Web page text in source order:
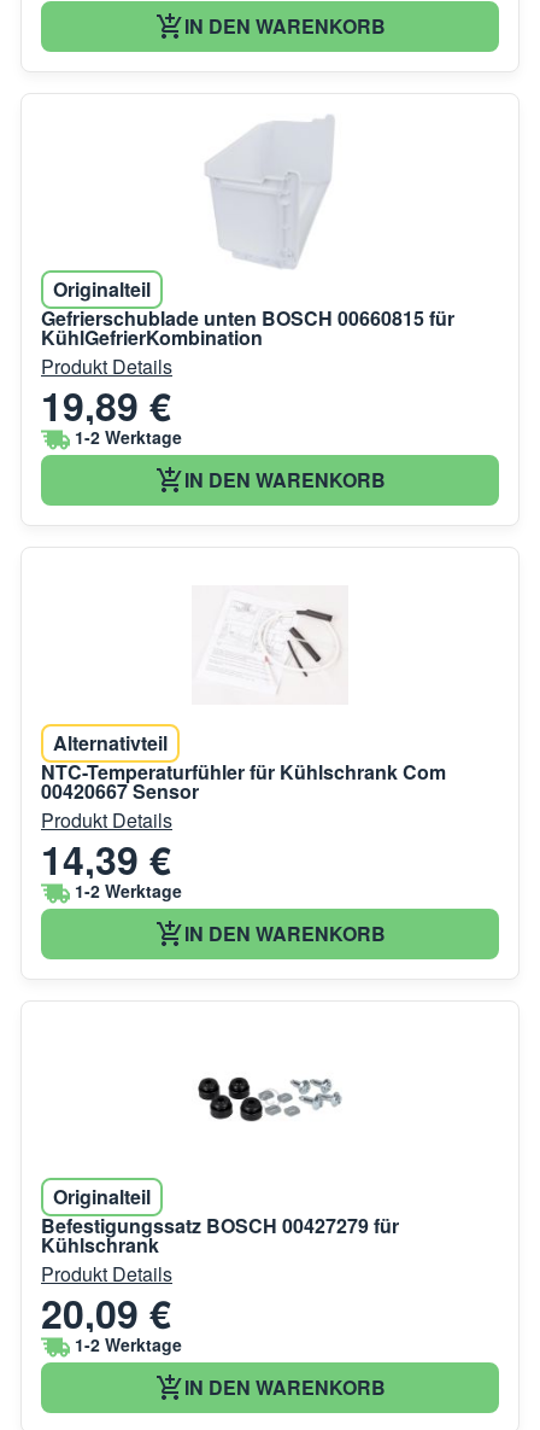
IN DEN WARENKORB
Originalteil
Gefrierschublade unten BOSCH 00660815 für
KühlGefrierKombination
Produkt Details
19,89 €
1-2 Werktage
IN DEN WARENKORB
Alternativteil
NTC-Temperaturfühler für Kühlschrank Com
00420667 Sensor
Produkt Details
14,39 €
1-2 Werktage
IN DEN WARENKORB
Originalteil
Befestigungssatz BOSCH 00427279 für
Kühlschrank
Produkt Details
20,09 €
1-2 Werktage
IN DEN WARENKORB